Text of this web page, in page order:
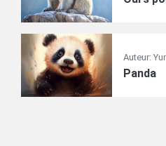
Auteur:
Panda